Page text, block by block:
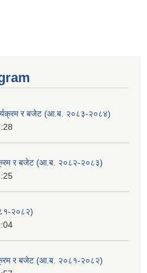
र बजेट (आ.ब. २०८३-२०८४)
र बजेट (आ.ब. २०८२-२०८३)
२०८२)
र बजेट (आ.ब. २०८१-२०८२)